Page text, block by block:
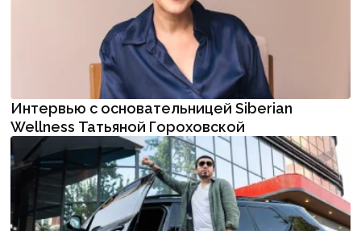
Интервью с основательницей Siberian
Wellness Татьяной Гороховской